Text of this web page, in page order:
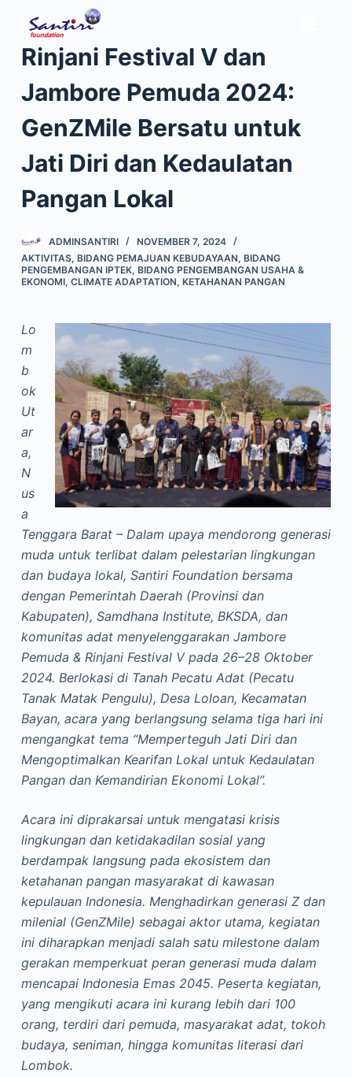
o
n
Rinjani Festival V dan
Jambore Pemuda 2024:
GenZMile Bersatu untuk
Jati Diri dan Kedaulatan
Pangan Lokal
ADMINSANTIRI
NOVEMBER 7, 2024
AKTIVITAS, BIDANG PEMAJUAN KEBUDAYAAN, BIDANG
PENGEMBANGAN IPTEK, BIDANG PENGEMBANGAN USAHA &
EKONOMI, CLIMATE ADAPTATION, KETAHANAN PANGAN
Lo
m
b
ok
Ut
ar
a,
N
us
a
Tenggara Barat – Dalam upaya mendorong generasi
muda untuk terlibat dalam pelestarian lingkungan
dan budaya lokal, Santiri Foundation bersama
dengan Pemerintah Daerah (Provinsi dan
Kabupaten), Samdhana Institute, BKSDA, dan
komunitas adat menyelenggarakan Jambore
Pemuda & Rinjani Festival V pada 26–28 Oktober
2024. Berlokasi di Tanah Pecatu Adat (Pecatu
Tanak Matak Pengulu), Desa Loloan, Kecamatan
Bayan, acara yang berlangsung selama tiga hari ini
mengangkat tema “Memperteguh Jati Diri dan
Mengoptimalkan Kearifan Lokal untuk Kedaulatan
Pangan dan Kemandirian Ekonomi Lokal”.
Acara ini diprakarsai untuk mengatasi krisis
lingkungan dan ketidakadilan sosial yang
berdampak langsung pada ekosistem dan
ketahanan pangan masyarakat di kawasan
kepulauan Indonesia. Menghadirkan generasi Z dan
milenial (GenZMile) sebagai aktor utama, kegiatan
ini diharapkan menjadi salah satu milestone dalam
gerakan memperkuat peran generasi muda dalam
mencapai Indonesia Emas 2045. Peserta kegiatan,
yang mengikuti acara ini kurang lebih dari 100
orang, terdiri dari pemuda, masyarakat adat, tokoh
budaya, seniman, hingga komunitas literasi dari
Lombok.